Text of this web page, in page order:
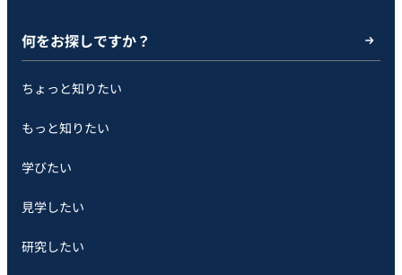
何をお探しですか？
ちょっと知りたい
もっと知りたい
学びたい
見学したい
研究したい